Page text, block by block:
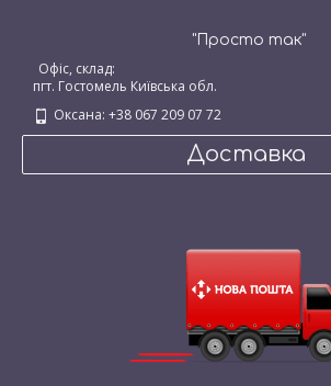
"Просто так"
Офіс, склад:
пгт. Гостомель Київська обл.
Оксана: +38 067 209 07 72
Доставка